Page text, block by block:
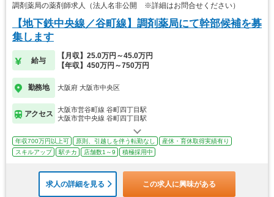
調剤薬局の薬剤師求人（法人名非公開 ※詳細はお問合せください）
【地下鉄中央線／谷町線】調剤薬局にて幹部候補を募
集します
給与
【月収】25.0万円～45.0万円
【年収】450万円～750万円
勤務地 大阪府 大阪市中央区
アクセス
大阪市営谷町線 谷町四丁目駅
大阪市営中央線 谷町四丁目駅
年収700万円以上可 原則、引越しを伴う転勤なし
産休・育休取得実績有り
スキルアップ
駅チカ 店舗数1～9 積極採用中
求人の詳細を見る この求人に興味がある